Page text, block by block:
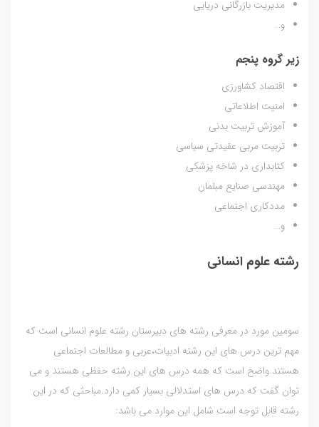
مدیریت بازرگانی دریایی
و…
زیر گروه پنجم
اقتصاد کشاورزی
امنیت اطلاعاتی
آموزش تربیت بدنی
تربیت مربی عقیدتی سیاسی
کتابداری در شاخه پزشکی
مهندسی صنایع مبلمان
مددکاری اجتماعی
و…
رشته علوم انسانی
سومین مورد در معرفی رشته های دبیرستان رشته علوم انسانی است که
مهم ترین درس های این رشته ادبیات،عربی و مطالعات اجتماعی
هستند.واضح است که همه درس های این رشته حفظی هستند و می
توان گفت که درس های استدلالی بسیار کمی دارد.مباحثی که در این
رشته قابل توجه است شامل این موارد می باشد: